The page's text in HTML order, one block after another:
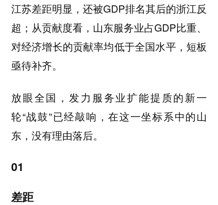
江苏差距明显，还被GDP排名其后的浙江反
超；从贡献度看，山东服务业占GDP比重、
对经济增长的贡献率均低于全国水平，短板
亟待补齐。
放眼全国，发力服务业扩能提质的新一
轮“战鼓”已经敲响，在这一坐标系中的山
东，没有理由落后。
01
差距